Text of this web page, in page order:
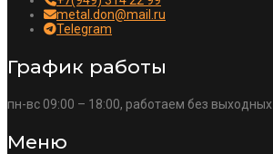
metal.don@mail.ru
Telegram
График работы
пн-вс 09:00 – 18:00, работаем без выходных
Меню